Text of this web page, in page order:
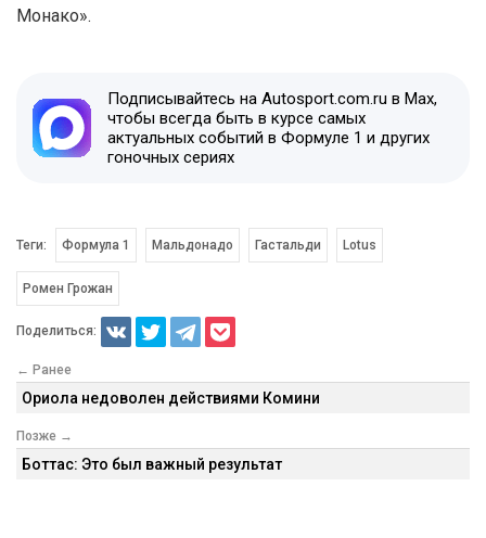
Монако».
Подписывайтесь на Autosport.com.ru в Max,
чтобы всегда быть в курсе самых
актуальных событий в Формуле 1 и других
гоночных сериях
Теги: Формула 1 Мальдонадо Гастальди Lotus
Ромен Грожан
Поделиться:
← Ранее
Ориола недоволен действиями Комини
Позже →
Боттас: Это был важный результат